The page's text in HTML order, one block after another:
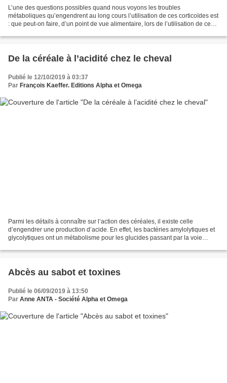
L’une des questions possibles quand nous voyons les troubles
métaboliques qu’engendrent au long cours l’utilisation de ces corticoïdes est
: que peut-on faire, d’un point de vue alimentaire, lors de l’utilisation de ces
De la céréale à l’acidité chez le cheval
Publié le 12/10/2019 à 03:37
Par François Kaeffer. Editions Alpha et Omega
Parmi les détails à connaître sur l’action des céréales, il existe celle
d’engendrer une production d’acide. En effet, les bactéries amylolytiques et
glycolytiques ont un métabolisme pour les glucides passant par la voie
Abcès au sabot et toxines
Publié le 06/09/2019 à 13:50
Par Anne ANTA - Société Alpha et Omega